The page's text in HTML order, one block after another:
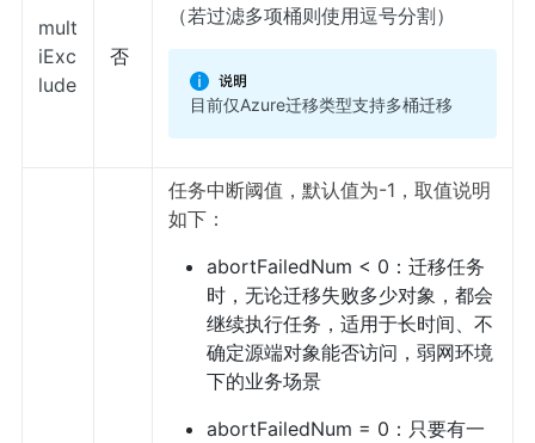
mult
iExc
lude
否
（若过滤多项桶则使用逗号分割）
目前仅Azure迁移类型支持多桶迁移
任务中断阈值，默认值为-1，取值说明
如下：
abortFailedNum < 0：迁移任务
时，无论迁移失败多少对象，都会
继续执行任务，适用于长时间、不
确定源端对象能否访问，弱网环境
下的业务场景
abortFailedNum = 0：只要有一